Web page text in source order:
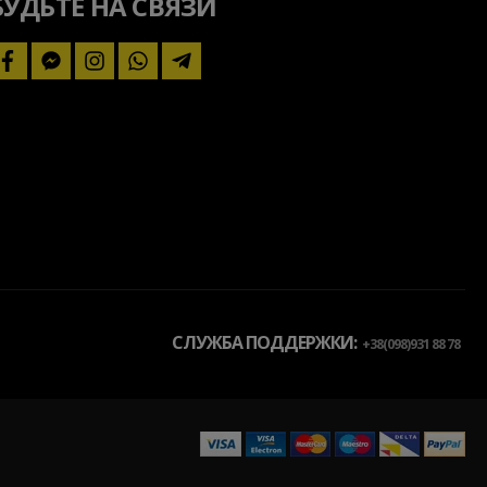
facebookfacebook-
messenger
instagram
whatsapptelegram-
plane
СЛУЖБА ПОДДЕРЖКИ: +38(098)931 88 78